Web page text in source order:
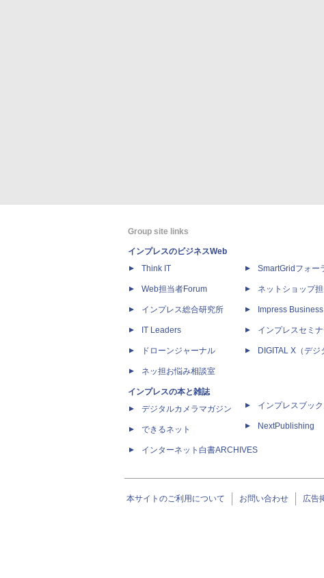
Group site links
インプレスのビジネスWeb
Think IT
Web担当者Forum
インプレス総合研究所
IT Leaders
ドローンジャーナル
ネッ担お悩み相談室
インプレスの本と雑誌
デジタルカメラマガジン
できるネット
インターネット白書ARCHIVES
SmartGridフォー
ネットショップ
Impress
インプレスセミ
DIGITAL X（デジ
インプレスブッ
NextPublishing
本サイトのご利用について お問い合わせ 広告